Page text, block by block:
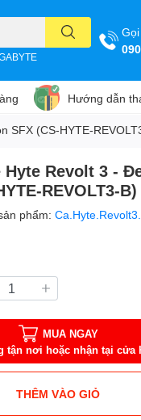
Hướng dẫn
SFX (CS-HYTE-
Hyte Revolt 3 -
REVOLT3-B)
phẩm:
MUA NGAY
tận nơi hoặc nhận tại cửa
THÊM VÀO GIỎ